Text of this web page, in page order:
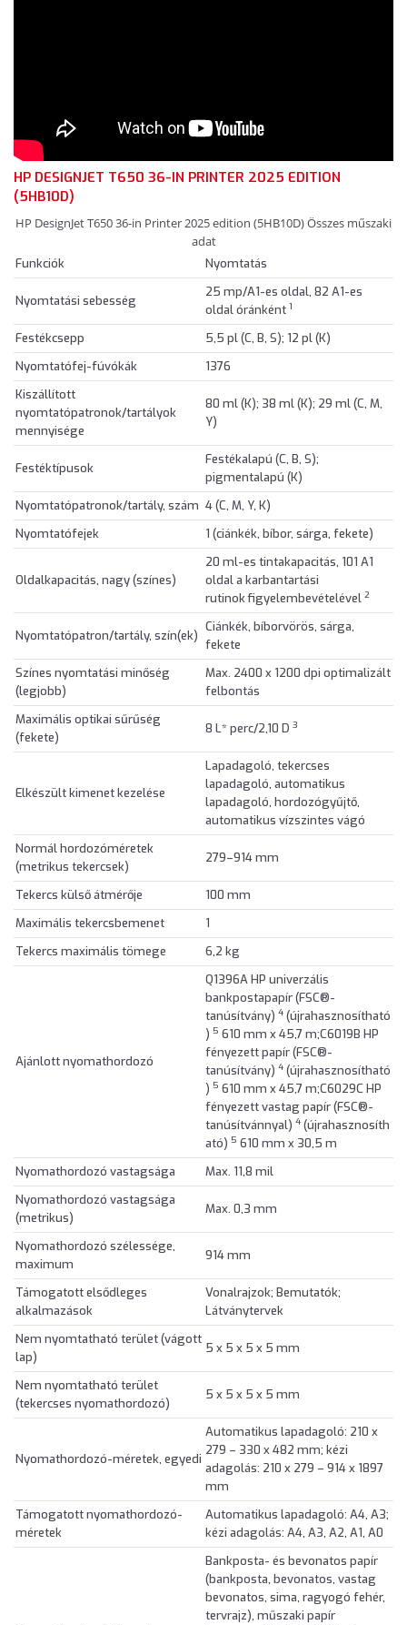
HP DESIGNJET T650 36-IN PRINTER 2025 EDITION
(5HB10D)
HP DesignJet T650 36-in Printer 2025 edition (5HB10D) Összes műszaki
adat
Funkciók Nyomtatás
Nyomtatási sebesség
25 mp/A1-es oldal, 82 A1-es
oldal óránként 1
Festékcsepp
5,5 pl (C, B, S); 12 pl (K)
Nyomtatófej-fúvókák
1376
Kiszállított
nyomtatópatronok/tartályok
mennyisége
80 ml (K); 38 ml (K); 29 ml (C, M,
Y)
Festéktípusok
Festékalapú (C, B, S);
pigmentalapú (K)
Nyomtatópatronok/tartály, szám 4 (C, M, Y, K)
Nyomtatófejek
1 (ciánkék, bíbor, sárga, fekete)
Oldalkapacitás, nagy (színes)
20 ml-es tintakapacitás, 101 A1
oldal a karbantartási
rutinok figyelembevételével 2
Nyomtatópatron/tartály, szín(ek)
Ciánkék, bíborvörös, sárga,
fekete
Színes nyomtatási minőség
(legjobb)
Max. 2400 x 1200 dpi optimalizált
felbontás
Maximális optikai sűrűség
(fekete)
8 L* perc/2,10 D 3
Elkészült kimenet kezelése
Lapadagoló, tekercses
lapadagoló, automatikus
lapadagoló, hordozógyűjtő,
automatikus vízszintes vágó
Normál hordozóméretek
(metrikus tekercsek)
279–914 mm
Tekercs külső átmérője
100 mm
Maximális tekercsbemenet
1
Tekercs maximális tömege
6,2 kg
Ajánlott nyomathordozó
Q1396A HP univerzális
bankpostapapír (FSC®-
tanúsítvány) 4 (újrahasznosítható
) 5 610 mm x 45,7 m;C6019B HP
fényezett papír (FSC®-
tanúsítvány) 4 (újrahasznosítható
) 5 610 mm x 45,7 m;C6029C HP
fényezett vastag papír (FSC®-
tanúsítvánnyal) 4 (újrahasznosíth
ató) 5 610 mm x 30,5 m
Nyomathordozó vastagsága
Max. 11,8 mil
Nyomathordozó vastagsága
(metrikus)
Max. 0,3 mm
Nyomathordozó szélessége,
maximum
914 mm
Támogatott elsődleges
alkalmazások
Vonalrajzok; Bemutatók;
Látványtervek
Nem nyomtatható terület (vágott
lap)
5 x 5 x 5 x 5 mm
Nem nyomtatható terület
(tekercses nyomathordozó)
5 x 5 x 5 x 5 mm
Nyomathordozó-méretek, egyedi
Automatikus lapadagoló: 210 x
279 – 330 x 482 mm; kézi
adagolás: 210 x 279 – 914 x 1897
mm
Támogatott nyomathordozó-
méretek
Automatikus lapadagoló: A4, A3;
kézi adagolás: A4, A3, A2, A1, A0
Bankposta- és bevonatos papír
(bankposta, bevonatos, vastag
bevonatos, sima, ragyogó fehér,
tervrajz), műszaki papír